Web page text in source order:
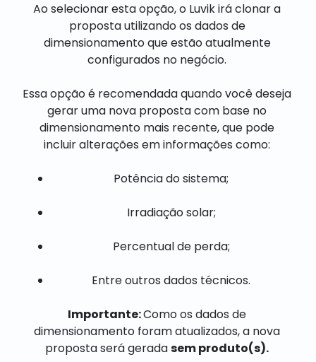
Ao selecionar esta opção, o Luvik irá clonar a
proposta utilizando os dados de
dimensionamento que estão atualmente
configurados no negócio.
Essa opção é recomendada quando você deseja
gerar uma nova proposta com base no
dimensionamento mais recente, que pode
incluir alterações em informações como:
Potência do sistema;
Irradiação solar;
Percentual de perda;
Entre outros dados técnicos.
Importante:Como os dados de
dimensionamento foram atualizados, a nova
proposta será geradasem produto(s).